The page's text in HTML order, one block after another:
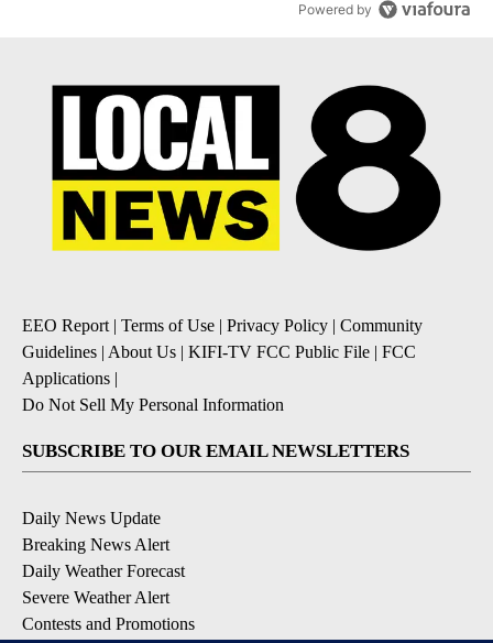
Powered by
EEO Report| Terms of Use | Privacy Policy | Community
Guidelines | About Us | KIFI-TV FCC Public File | FCC
Applications |
Do Not Sell My Personal Information
SUBSCRIBE TO OUR EMAIL NEWSLETTERS
Daily News Update
Breaking News Alert
Daily Weather Forecast
Severe Weather Alert
Contests and Promotions